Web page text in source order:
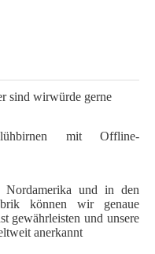
sind wirwürde gerne
mit Offline-
Nordamerika und in den
können wir genaue
gewährleisten und unsere
anerkannt